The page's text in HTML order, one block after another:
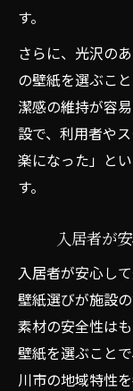
す。
さらに、光沢の
の壁紙を選ぶこ
潔感の維持が容
設で、利用者や
楽になった」と
す。
入居者が
入居者が安心し
壁紙選びが施設
素材の安全性は
壁紙を選ぶこと
川市の地域特性